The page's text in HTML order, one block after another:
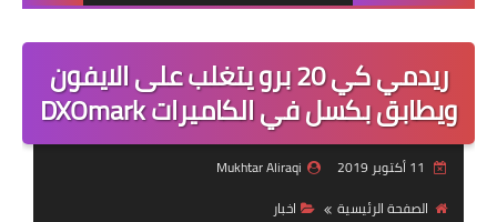
مراجعات
حماية
اندرويد
ريدمي كي 20 برو يتغلب على الايفون
ويطابق بكسل في الكاميرات DXOmark
Mukhtar Aliraqi
الصفحة الرئيسية
اخبار